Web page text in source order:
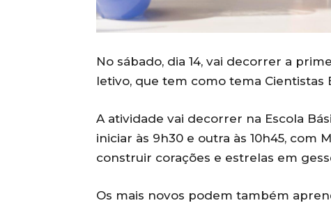
No sábado, dia 14, vai decorrer a
letivo, que tem como tema Cientistas
A atividade vai decorrer na Escola
iniciar às 9h30 e outra às 10h45, com
construir corações e estrelas em
Os mais novos podem também